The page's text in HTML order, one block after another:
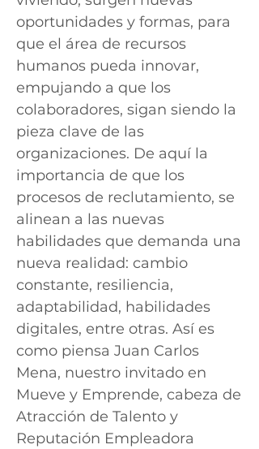
oportunidades y formas, para
que el área de recursos
humanos pueda innovar,
empujando a que los
colaboradores, sigan siendo la
pieza clave de las
organizaciones. De aquí la
importancia de que los
procesos de reclutamiento, se
alinean a las nuevas
habilidades que demanda una
nueva realidad: cambio
constante, resiliencia,
adaptabilidad, habilidades
digitales, entre otras. Así es
como piensa Juan Carlos
Mena, nuestro invitado en
Mueve y Emprende, cabeza de
Atracción de Talento y
Reputación Empleadora